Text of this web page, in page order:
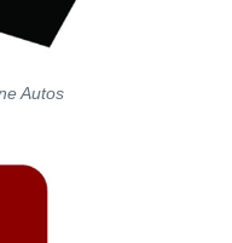
Autos